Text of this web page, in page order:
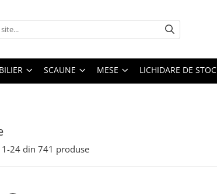
SCAUNE MESE LICHIDARE DE STOC
1-24 din 741 produse